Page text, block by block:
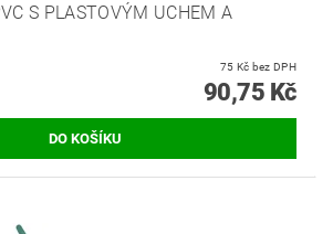
S PLASTOVÝM UCHEM A
75 Kč bez DPH
90,75 Kč